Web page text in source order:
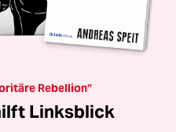
Rebellion“
Linksblick